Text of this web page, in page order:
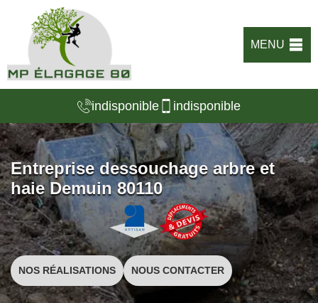
MENU
indisponible indisponible
Entreprise dessouchage arbre et
haie Demuin 80110
NOS RÉALISATIONS NOUS CONTACTER